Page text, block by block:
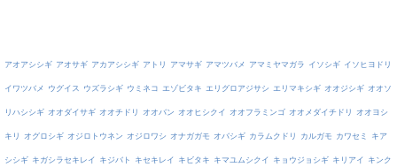
アオアシシギ アオサギ アカアシシギ アトリ アマサギ アマツバメ アマミヤマガラ イソシギ イソヒヨドリ
イワツバメ ウグイス ウズラシギ ウミネコ エゾビタキ エリグロアジサシ エリマキシギ オオジシギ オオソ
リハシシギ オオダイサギ オオチドリ オオバン オオヒシクイ オオフラミンゴ オオメダイチドリ オオヨシ
キリ オグロシギ オジロトウネン オジロワシ オナガガモ オバシギ カラムクドリ カルガモ カワセミ キア
シシギ キガシラセキレイ キジバト キセキレイ キビタキ キマユムシクイ キョウジョシギ キリアイ キンク